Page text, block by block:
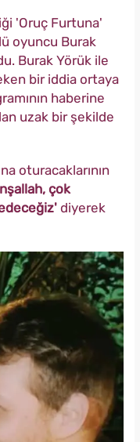
'Oruç Furtuna'
oyuncu Burak
Burak Yörük ile
bir iddia ortaya
haberine
uzak bir şekilde
oturacaklarının
çok
diyerek